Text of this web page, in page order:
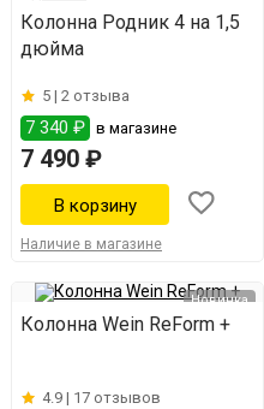
Колонна Родник 4 на 1,5
дюйма
5 | 2 отзыва
7 340 ₽ в магазине
7 490 ₽
Наличие в магазине
Новинка
Колонна Wein ReForm +
4.9 | 17 отзывов